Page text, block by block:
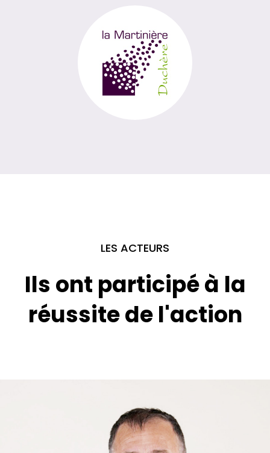
LES ACTEURS
Ils ont participé à la
réussite de l'action